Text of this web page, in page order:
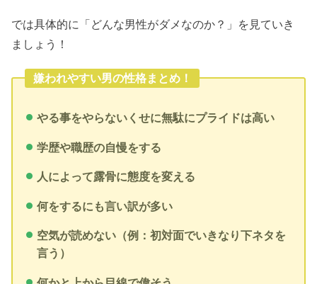
では具体的に「どんな男性がダメなのか？」を見ていき
ましょう！
嫌われやすい男の性格まとめ！
やる事をやらないくせに無駄にプライドは高い
学歴や職歴の自慢をする
人によって露骨に態度を変える
何をするにも言い訳が多い
空気が読めない（例：初対面でいきなり下ネタを
言う）